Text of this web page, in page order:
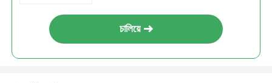
ক্যাবল প্যাকিং মেশিন চালিয়ে